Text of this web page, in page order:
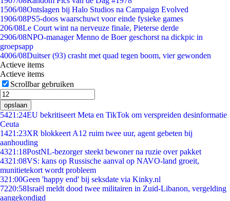
1506/08Ontslagen bij Halo Studios na Campaign Evolved
1906/08PS5-doos waarschuwt voor einde fysieke games
206/08Le Court wint na nerveuze finale, Pieterse derde
2906/08NPO-manager Menno de Boer geschorst na dickpic in
groepsapp
4006/08Duitser (93) crasht met quad tegen boom, vier gewonden
Actieve items
Actieve items
Scrollbar gebruiken
opslaan
5421:24EU bekritiseert Meta en TikTok om verspreiden desinformatie
Ceuta
1421:23XR blokkeert A12 ruim twee uur, agent gebeten bij
aanhouding
4321:18PostNL-bezorger steekt bewoner na ruzie over pakket
4321:08VS: kans op Russische aanval op NAVO-land groeit,
munitietekort wordt probleem
321:00Geen 'happy end' bij seksdate via Kinky.nl
7220:58Israël meldt dood twee militairen in Zuid-Libanon, vergelding
aangekondigd